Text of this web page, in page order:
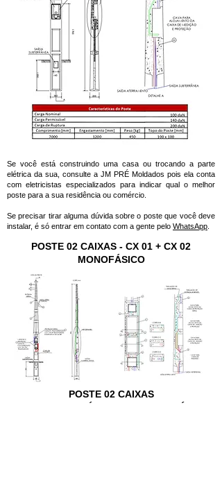
Se você está construindo uma casa ou trocando a parte
elétrica da sua, consulte a JM PRÉ Moldados pois ela conta
com eletricistas especializados para indicar qual o melhor
poste para a sua residência ou comércio.
Se precisar tirar alguma dúvida sobre o poste que você deve
instalar, é só entrar em contato com a gente pelo WhatsApp
POSTE 02 CAIXAS - CX 01 + CX 02
MONOFÁSICO
POSTE 02 CAIXAS